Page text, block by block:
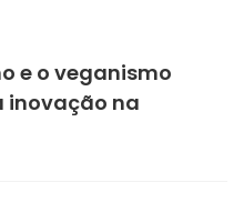
e o veganismo
inovação na